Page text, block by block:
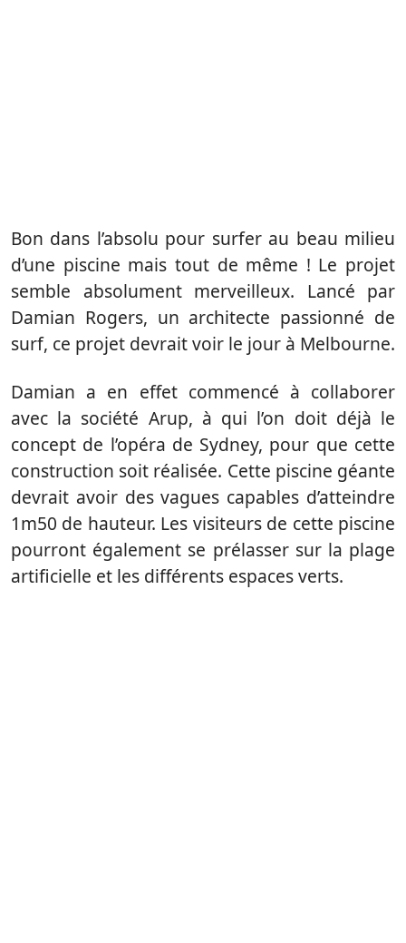
Bon dans l’absolu pour surfer au beau milieu
d’une piscine mais tout de même ! Le projet
semble absolument merveilleux. Lancé par
Damian Rogers, un architecte passionné de
surf, ce projet devrait voir le jour à Melbourne.
Damian a en effet commencé à collaborer
avec la société Arup, à qui l’on doit déjà le
concept de l’opéra de Sydney, pour que cette
construction soit réalisée. Cette piscine géante
devrait avoir des vagues capables d’atteindre
1m50 de hauteur. Les visiteurs de cette piscine
pourront également se prélasser sur la plage
artificielle et les différents espaces verts.